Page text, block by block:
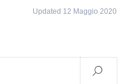
Updated 12 Maggio 2020